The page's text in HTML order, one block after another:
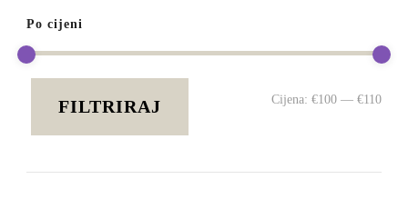
Po cijeni
Min
FILTRIRAJ Cijena: €100 — €110